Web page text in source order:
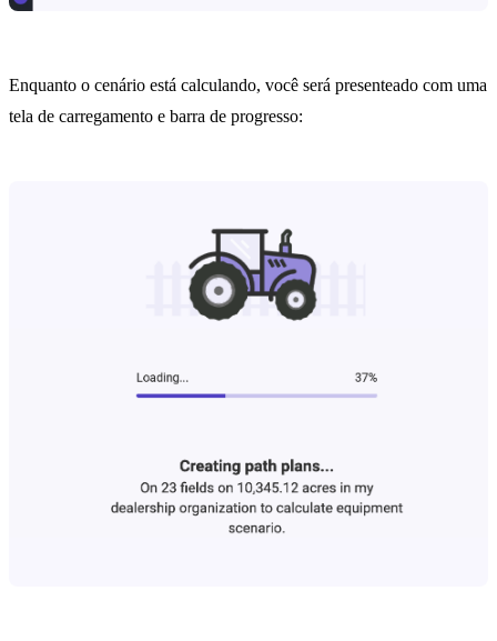
Enquanto o cenário está calculando, você será presenteado com uma
tela de carregamento e barra de progresso: